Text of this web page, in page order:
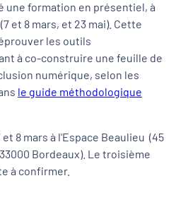
une formation en présentiel, à
et 8 mars, et 23 mai). Cette
les outils
à co-construire une feuille de
numérique, selon les
le guide méthodologique
et 8 mars à l'Espace Beaulieu (45
Bordeaux). Le troisième
à confirmer.